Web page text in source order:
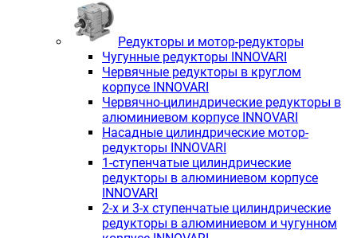
Редукторы и мотор-редукторы
Чугунные редукторы INNOVARI
Червячные редукторы в круглом
корпусе INNOVARI
Червячно-цилиндрические редукторы в
алюминиевом корпусе INNOVARI
Насадные цилиндрические мотор-
редукторы INNOVARI
1-ступенчатые цилиндрические
редукторы в алюминиевом корпусе
INNOVARI
2-х и 3-х ступенчатые цилиндрические
редукторы в алюминиевом и чугунном